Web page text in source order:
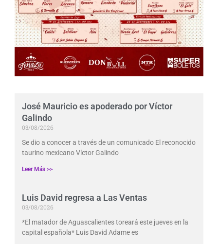
José Mauricio es apoderado por Víctor
Galindo
03/08/2026
Se dio a conocer a través de un comunicado El reconocido
taurino mexicano Víctor Galindo
Leer Más >>
Luis David regresa a Las Ventas
03/08/2026
*El matador de Aguascalientes toreará este jueves en la
capital española* Luis David Adame es